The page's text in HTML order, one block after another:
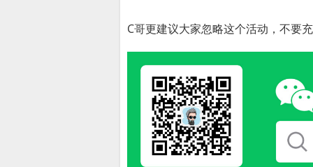
C哥更建议大家忽略这个活动，不要